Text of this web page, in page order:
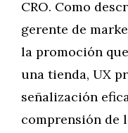
CRO. Como
gerente de
la promoción
una tienda, UX
señalización
comprensión de